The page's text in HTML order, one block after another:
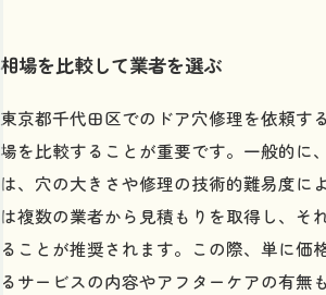
相場を比較して業者を選ぶ
東京都千代田区でのドア穴修理を依頼す
場を比較することが重要です。一般的に
は、穴の大きさや修理の技術的難易度に
は複数の業者から見積もりを取得し、そ
ることが推奨されます。この際、単に価
るサービスの内容やアフターケアの有無